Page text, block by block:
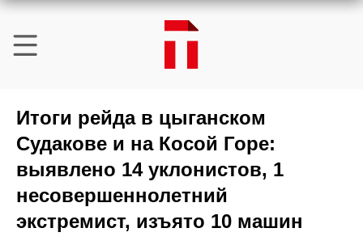
Итоги рейда в цыганском
Судакове и на Косой Горе:
выявлено 14 уклонистов, 1
несовершеннолетний
экстремист, изъято 10 машин